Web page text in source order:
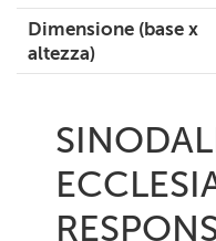
Dimensione (base x
altezza)